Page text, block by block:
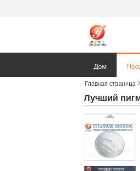
Дом
Главная страница
Лучший